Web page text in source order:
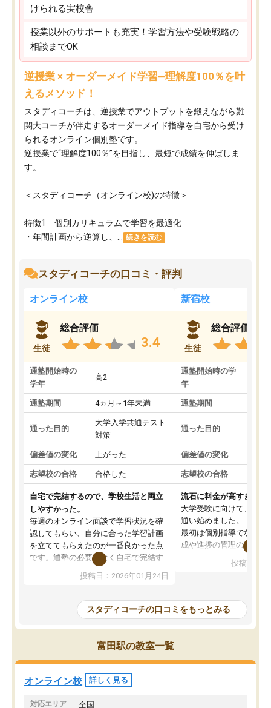
けられる実校舎
授業以外のサポートも充実！学習方法や受験戦略の
相談までOK
逆授業 × オーダーメイド学習─理解度100％を叶
えるメソッド！
スタディコーチは、逆授業でアウトプットを鍛えながら難
関大コーチが伴走するオーダーメイド指導を自宅から受け
られるオンライン個別塾です。
逆授業で“理解度100％”を目指し、最短で成績を伸ばしま
す。
＜スタディコーチ（オンライン校)の特徴＞
特徴1 個別カリキュラムで学習を最適化
・年間計画から逆算し、...
続きを読む
スタディコーチの口コミ・評判
オンライン校
生徒
総合評価
3.4
通塾開始時の
学年
高2
通塾期間 4ヵ月～1年未満
通った目的
大学入学共通テスト
対策
偏差値の変化 上がった
志望校の合格 合格した
自宅で完結するので、学校生活と両立
しやすかった。
毎週のオンライン面談で学習状況を確
認してもらい、自分に合った学習計画
を立ててもらえたのが一番良かった点
です。通塾の必要がなく自宅で完結す
たです。コーチが現役大学生で相談し
安も気軽に話せました。勉強習慣が身
についたと感じています。また、チャ
ットで質問できるのも便利でした。一
人では迷いがちだった受験勉強を、最
だと思います。
投稿日：2026年01月24日
新宿校
生徒
総合評価
通塾開始時の学
年
通塾期間
通った目的
偏差値の変化
志望校の合格
流石に料金が高すぎる
大学受験に向けて、高2
通い始めました。
最初は個別指導でなく、
成や進捗の管理のみのコ
じ個別指導コースに変更
性が良くなかったです。
モチベーションが上がら
にやめてしまいました。
の方の予定が空いていな
投稿日：
スタディコーチの口コミをもっとみる
富田駅の教室一覧
オンライン校 詳しく見る
対応エリア 全国